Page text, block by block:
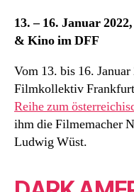
13. – 16. Januar
& Kino im DFF
Vom 13. bis 16.
Filmkollektiv
Reihe zum
ihm die Filmemacher
Ludwig Wüst.